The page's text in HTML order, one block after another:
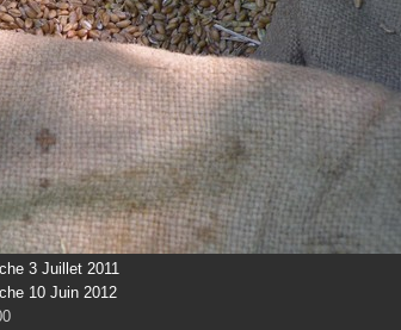
3 Juillet 2011
10 Juin 2012